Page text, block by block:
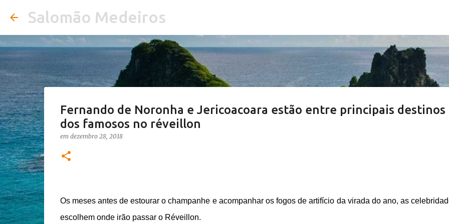
Salomão Medeiros
Fernando de Noronha e Jericoacoara estão entre principais destinos
dos famosos no réveillon
em dezembro 28, 2018
Os meses antes de estourar o champanhe e acompanhar os fogos de artifício da virada do ano, as
escolhem onde irão passar o Réveillon.